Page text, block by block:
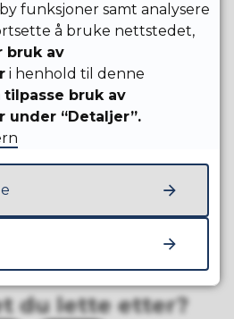
for Alle!
elementer
du lette etter?
funksjoner samt analysere
å bruke nettstedet,
bruk av
i henhold til denne
tilpasse bruk av
under “Detaljer”.